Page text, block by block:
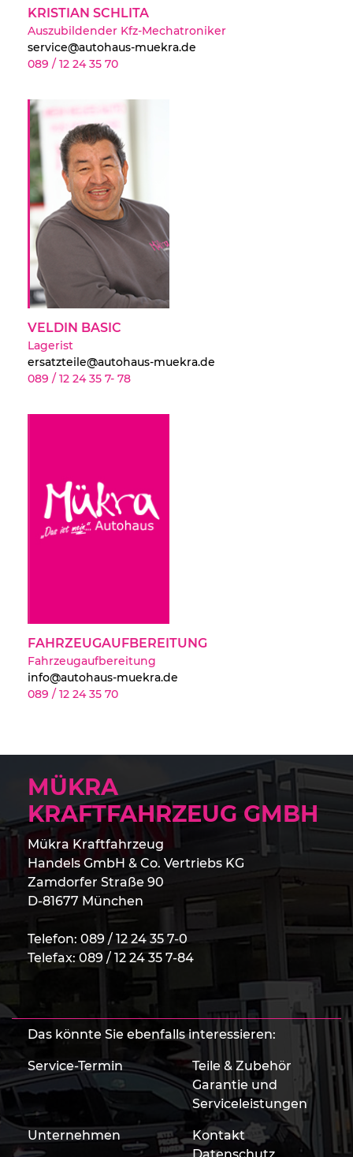
KRISTIAN SCHLITA
Auszubildender Kfz-Mechatroniker
service@autohaus-muekra.de
089 / 12 24 35 70
VELDIN BASIC
Lagerist
ersatzteile@autohaus-muekra.de
089 / 12 24 35 7- 78
FAHRZEUGAUFBEREITUNG
Fahrzeugaufbereitung
info@autohaus-muekra.de
089 / 12 24 35 70
MÜKRA
KRAFTFAHRZEUG GMBH
Mükra Kraftfahrzeug
Handels GmbH & Co. Vertriebs KG
Zamdorfer Straße 90
D-81677 München
Telefon: 089 / 12 24 35 7-0
Telefax: 089 / 12 24 35 7-84
Das könnte Sie ebenfalls interessieren:
Service-Termin
Teile & Zubehör
Garantie und
Serviceleistungen
Unternehmen
Kontakt